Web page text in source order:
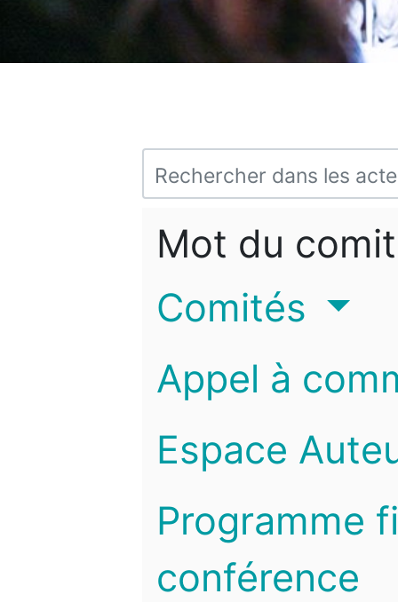
Mot du
Comités
Appel à
Espace
Programme
conférence